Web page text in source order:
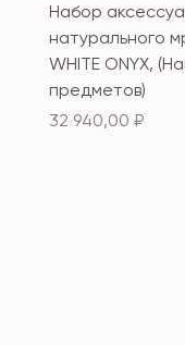
Набор
натурального
WHITE ONYX,
предметов)
Цена
32 940,00 ₽